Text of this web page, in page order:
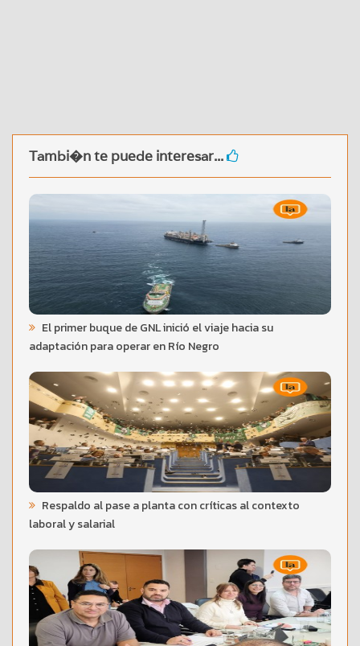
Tambi�n te puede interesar...
El primer buque de GNL inició el viaje hacia su
adaptación para operar en Río Negro
Respaldo al pase a planta con críticas al contexto
laboral y salarial